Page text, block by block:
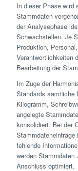
In dieser Phase wird
Stammdaten
der Analysephase
Schwachstellen. Je
Produktion,
Verantwortlichkeiten
Bearbeitung der
Im Zuge der
Standards sämtliche
Kilogramm,
angelegte
konsolidiert. Bei der
fehlende
werden Stammdaten
Anschluss optimiert.